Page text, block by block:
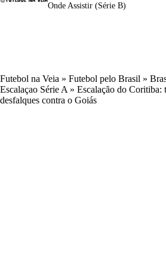
Onde Assistir (Série B)
Futebol na Veia » Futebol pelo Brasil »
Escalaçao Série A » Escalação do Coritiba:
desfalques contra o Goiás